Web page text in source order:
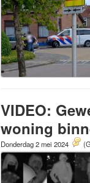
VIDEO:
woning
Donderdag 2 mei 2024